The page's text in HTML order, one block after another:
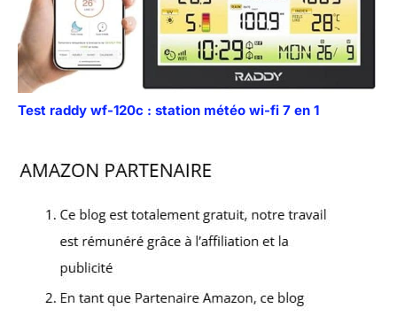
Test raddy wf-120c : station météo wi-fi 7 en 1